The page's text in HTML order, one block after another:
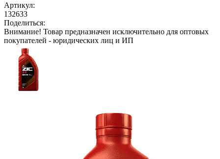
Артикул:
132633
Поделиться:
Внимание! Товар предназначен исключительно для оптовых
покупателей - юридических лиц и ИП